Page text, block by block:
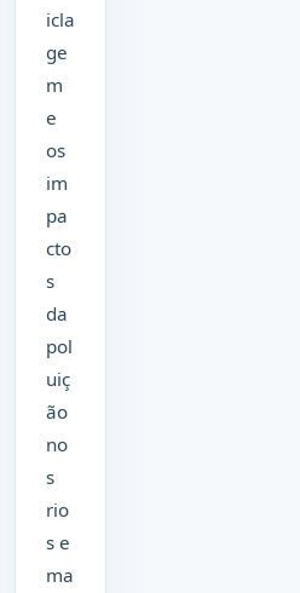
icla
ge
m
e
os
im
pa
cto
s
da
pol
uiç
ão
no
s
rio
s e
ma